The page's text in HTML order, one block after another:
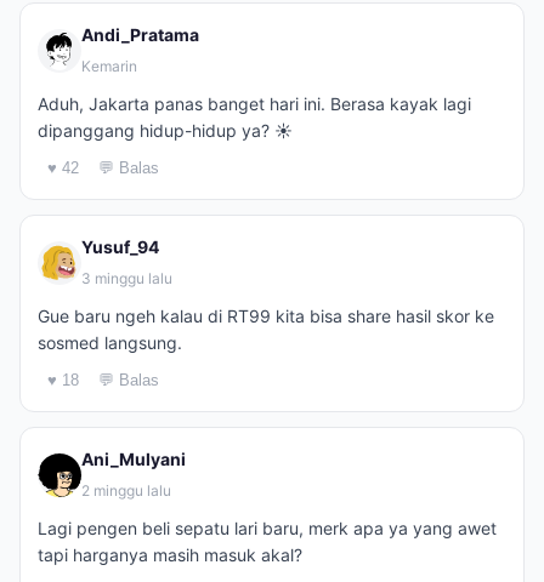
Andi_Pratama
Kemarin
Aduh, Jakarta panas banget hari ini. Berasa kayak lagi
dipanggang hidup-hidup ya? ☀️
♥ 42 💬 Balas
Yusuf_94
3 minggu lalu
Gue baru ngeh kalau di RT99 kita bisa share hasil skor ke
sosmed langsung.
♥ 18 💬 Balas
Ani_Mulyani
2 minggu lalu
Lagi pengen beli sepatu lari baru, merk apa ya yang awet
tapi harganya masih masuk akal?